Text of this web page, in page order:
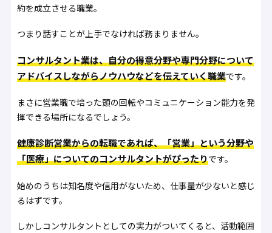
約を成立させる職業。
つまり話すことが上手でなければ務まりません。
コンサルタント業は、自分の得意分野や専門分野について
アドバイスしながらノウハウなどを伝えていく職業です。
まさに営業職で培った頭の回転やコミュニケーション能力を発
揮できる場所になるでしょう。
健康診断営業からの転職であれば、「営業」という分野や
「医療」についてのコンサルタントがぴったりです。
始めのうちは知名度や信用がないため、仕事量が少ないと感じ
るはずです。
しかしコンサルタントとしての実力がついてくると、活動範囲